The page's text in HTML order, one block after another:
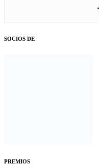
SOCIOS DE
PREMIOS